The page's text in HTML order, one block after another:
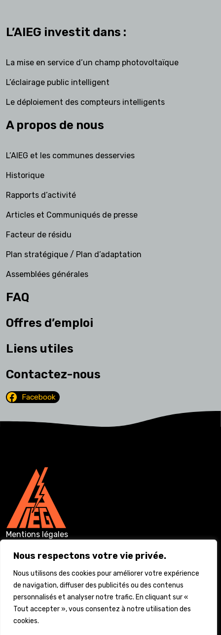
Nous respectons votre vie privée.
Nous utilisons des cookies pour améliorer votre expérience
de navigation, diffuser des publicités ou des contenus
personnalisés et analyser notre trafic. En cliquant sur «
Tout accepter », vous consentez à notre utilisation des
cookies.
L’AIEG investit dans :
La mise en service d’un champ photovoltaïque
L’éclairage public intelligent
Le déploiement des compteurs intelligents
A propos de nous
L’AIEG et les communes desservies
Historique
Rapports d’activité
Articles et Communiqués de presse
Facteur de résidu
Plan stratégique / Plan d’adaptation
Assemblées générales
FAQ
Offres d’emploi
Liens utiles
Contactez-nous
Facebook
Mentions légales
Conditions générales
Vie privée
Déclaration d’accessibilité
Utilisation des cookies